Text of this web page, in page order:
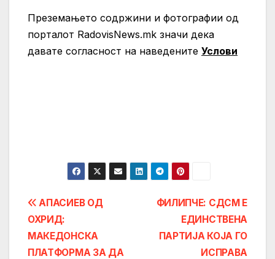
Преземањето содржини и фотографии од
порталот RadovisNews.mk значи дека
давате согласност на нaведените Услови
Post
navigation
ФИЛИПЧЕ: СДСМ Е
ЕДИНСТВЕНА
ПАРТИЈА КОЈА ГО
ИСПРАВА
АПАСИЕВ ОД
ОХРИД:
МАКЕДОНСКА
ПЛАТФОРМА ЗА ДА